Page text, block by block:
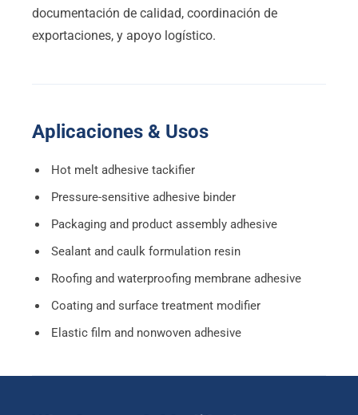
documentación de calidad, coordinación de
exportaciones, y apoyo logístico.
Aplicaciones & Usos
Hot melt adhesive tackifier
Pressure-sensitive adhesive binder
Packaging and product assembly adhesive
Sealant and caulk formulation resin
Roofing and waterproofing membrane adhesive
Coating and surface treatment modifier
Elastic film and nonwoven adhesive